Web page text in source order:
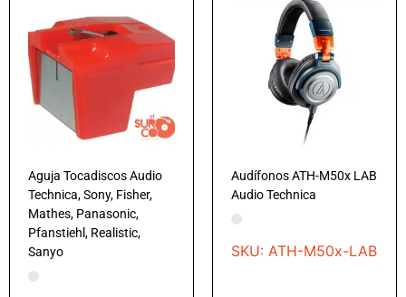
Aguja Tocadiscos Audio
Technica, Sony, Fisher,
Mathes, Panasonic,
Pfanstiehl, Realistic,
Sanyo
Audífonos ATH-M50x LAB
Audio Technica
SKU: ATH-M50x-LAB